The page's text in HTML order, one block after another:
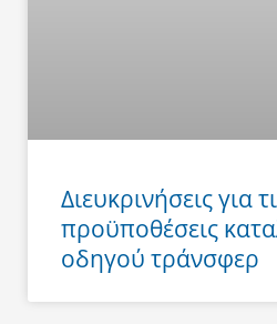
Διευκρινήσεις για
προϋποθέσεις
οδηγού τράνσφερ